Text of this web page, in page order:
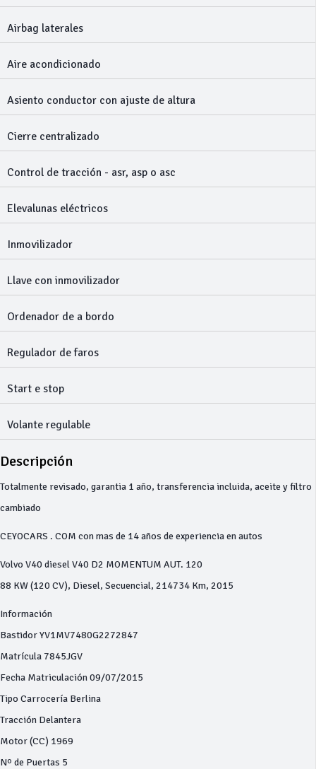
Airbag laterales
Aire acondicionado
Asiento conductor con ajuste de altura
Cierre centralizado
Control de tracción - asr, asp o asc
Elevalunas eléctricos
Inmovilizador
Llave con inmovilizador
Ordenador de a bordo
Regulador de faros
Start e stop
Volante regulable
Descripción
Totalmente revisado, garantia 1 año, transferencia incluida, aceite y filtro
cambiado
CEYOCARS . COM con mas de 14 años de experiencia en autos
Volvo V40 diesel V40 D2 MOMENTUM AUT. 120
88 KW (120 CV), Diesel, Secuencial, 214734 Km, 2015
Información
Bastidor YV1MV7480G2272847
Matrícula 7845JGV
Fecha Matriculación 09/07/2015
Tipo Carrocería Berlina
Tracción Delantera
Motor (CC) 1969
Nº de Puertas 5